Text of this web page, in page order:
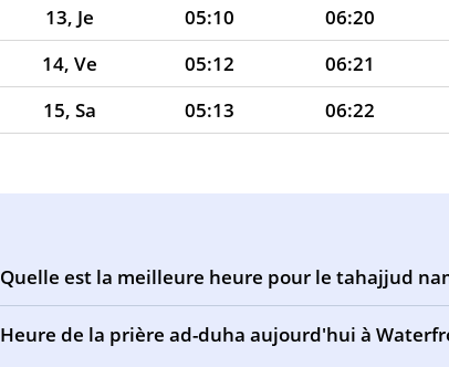
13, Je
05:10 06:20
14, Ve
05:12 06:21
15, Sa
05:13 06:22
20, Je
05:20 06:28
Quelle est la meilleure heure pour le tahajjud
Heure de la prière ad-duha aujourd'hui à